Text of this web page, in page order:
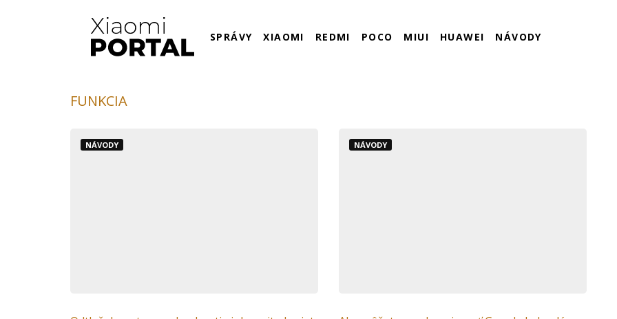
SPRÁVY XIAOMI REDMI POCO MIUI HUAWEI NÁVODY
FUNKCIA
NÁVODY NÁVODY